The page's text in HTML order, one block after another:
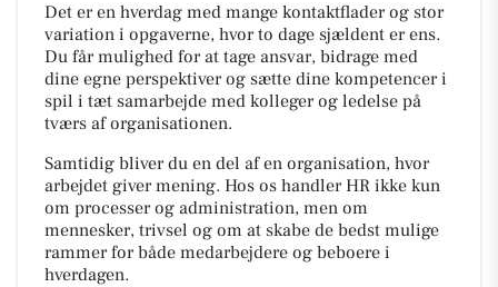
Det er en hverdag med mange kontaktflader og stor
variation i opgaverne, hvor to dage sjældent er ens.
Du får mulighed for at tage ansvar, bidrage med
dine egne perspektiver og sætte dine kompetencer i
spil i tæt samarbejde med kolleger og ledelse på
tværs af organisationen.
Samtidig bliver du en del af en organisation, hvor
arbejdet giver mening. Hos os handler HR ikke kun
om processer og administration, men om
mennesker, trivsel og om at skabe de bedst mulige
rammer for både medarbejdere og beboere i
hverdagen.